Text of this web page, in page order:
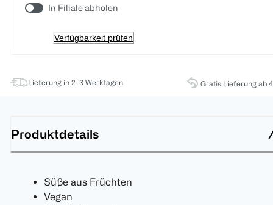
In Filiale abholen
Verfügbarkeit prüfen
Lieferung in 2-3 Werktagen Gratis Lieferung ab
Produktdetails
Süße aus Früchten
Vegan